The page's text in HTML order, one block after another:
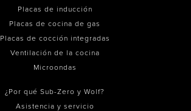
Placas de inducción
Placas de cocina de gas
Placas de cocción integradas
Ventilación de la cocina
Microondas
¿Por qué Sub-Zero y Wolf?
Asistencia y servicio